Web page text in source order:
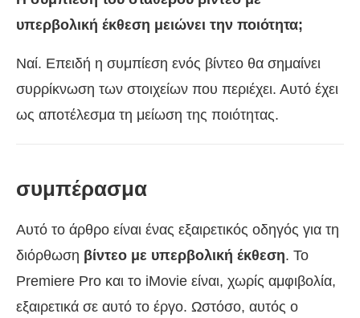
υπερβολική έκθεση μειώνει την ποιότητα;
Ναί. Επειδή η συμπίεση ενός βίντεο θα σημαίνει
συρρίκνωση των στοιχείων που περιέχει. Αυτό έχει
ως αποτέλεσμα τη μείωση της ποιότητας.
συμπέρασμα
Αυτό το άρθρο είναι ένας εξαιρετικός οδηγός για τη
διόρθωση βίντεο με υπερβολική έκθεση. Το
Premiere Pro και το iMovie είναι, χωρίς αμφιβολία,
εξαιρετικά σε αυτό το έργο. Ωστόσο, αυτός ο